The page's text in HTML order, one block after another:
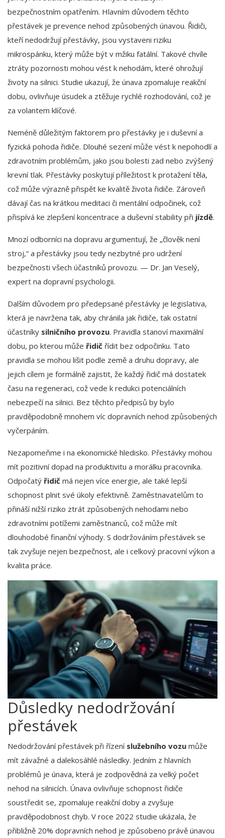
bezpečnostním opatřením. Hlavním důvodem těchto
přestávek je prevence nehod způsobených únavou. Řidiči,
kteří nedodržují přestávky, jsou vystaveni riziku
mikrospánku, který může být v mžiku fatální. Takové chvíle
ztráty pozornosti mohou vést k nehodám, které ohrožují
životy na silnici. Studie ukazují, že únava zpomaluje reakční
dobu, ovlivňuje úsudek a ztěžuje rychlé rozhodování, což je
za volantem klíčové.
Neméně důležitým faktorem pro přestávky je i duševní a
fyzická pohoda řidiče. Dlouhé sezení může vést k nepohodlí a
zdravotním problémům, jako jsou bolesti zad nebo zvýšený
krevní tlak. Přestávky poskytují příležitost k protažení těla,
což může výrazně přispět ke kvalitě života řidiče. Zároveň
dávají čas na krátkou meditaci či mentální odpočinek, což
přispívá ke zlepšení koncentrace a duševní stability při jízdě.
Mnozí odborníci na dopravu argumentují, že „člověk není
stroj,“ a přestávky jsou tedy nezbytné pro udržení
bezpečnosti všech účastníků provozu. — Dr. Jan Veselý,
expert na dopravní psychologii.
Dalším důvodem pro předepsané přestávky je legislativa,
která je navržena tak, aby chránila jak řidiče, tak ostatní
účastníky silničního provozu. Pravidla stanoví maximální
dobu, po kterou může řidič řídit bez odpočinku. Tato
pravidla se mohou lišit podle země a druhu dopravy, ale
jejich cílem je formálně zajistit, že každý řidič má dostatek
času na regeneraci, což vede k redukci potenciálních
nebezpečí na silnici. Bez těchto předpisů by bylo
pravděpodobně mnohem víc dopravních nehod způsobených
vyčerpáním.
Nezapomeňme i na ekonomické hledisko. Přestávky mohou
mít pozitivní dopad na produktivitu a morálku pracovníka.
Odpočatý řidič má nejen více energie, ale také lepší
schopnost plnit své úkoly efektivně. Zaměstnavatelům to
přináší nižší riziko ztrát způsobených nehodami nebo
zdravotními potížemi zaměstnanců, což může mít
dlouhodobé finanční výhody. S dodržováním přestávek se
tak zvyšuje nejen bezpečnost, ale i celkový pracovní výkon a
kvalita práce.
Důsledky nedodržování
přestávek
Nedodržování přestávek při řízení služebního vozu může
mít závažné a dalekosáhlé následky. Jedním z hlavních
problémů je únava, která je zodpovědná za velký počet
nehod na silnicích. Únava ovlivňuje schopnost řidiče
soustředit se, zpomaluje reakční doby a zvyšuje
pravděpodobnost chyb. V roce 2022 studie ukázala, že
přibližně 20% dopravních nehod je způsobeno právě únavou